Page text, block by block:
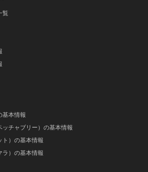
覧
基本情報
ッチャブリー）の基本情報
ト）の基本情報
ラ）の基本情報